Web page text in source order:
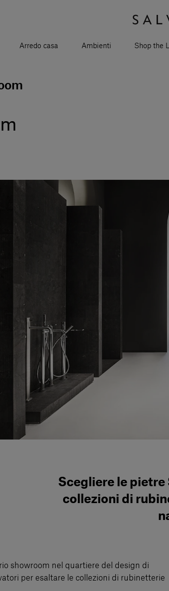
Arredo casa Ambienti Shop the
Scegliere le pietre
collezioni di
showroom nel quartiere del design di
per esaltare le collezioni di rubinetterie